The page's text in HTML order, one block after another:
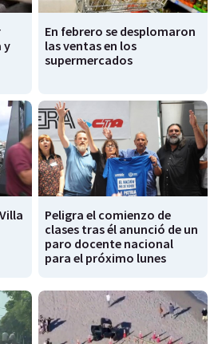
y
En febrero se desplomaron
las ventas en los
supermercados
Peligra el comienzo de
clases tras él anunció de un
paro docente nacional
para el próximo lunes